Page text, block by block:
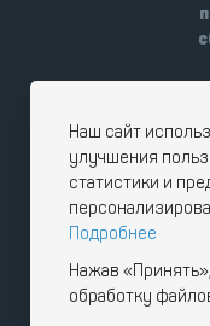
Наш сайт
улучшения
статистики и
Подробнее
Нажав
обработку